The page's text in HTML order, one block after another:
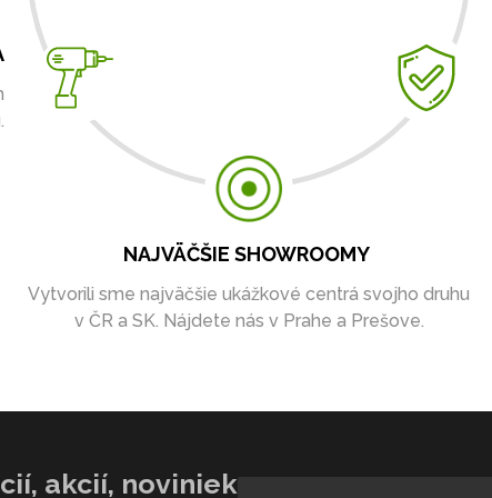
NAJVÄČŠIE SHOWROOMY
Vytvorili sme najväčšie ukážkové centrá svojho druhu
v ČR a SK. Nájdete nás v Prahe a Prešove.
akcií, noviniek